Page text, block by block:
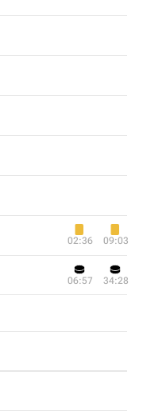
02:36 09:03
06:57 34:28